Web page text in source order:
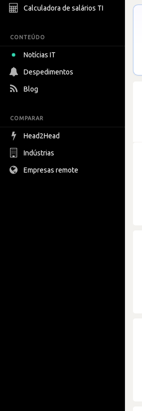
Calculadora de salários TI
CONTEÚDO
Notícias IT
Despedimentos
Blog
COMPARAR
Head2Head
Indústrias
Empresas remote